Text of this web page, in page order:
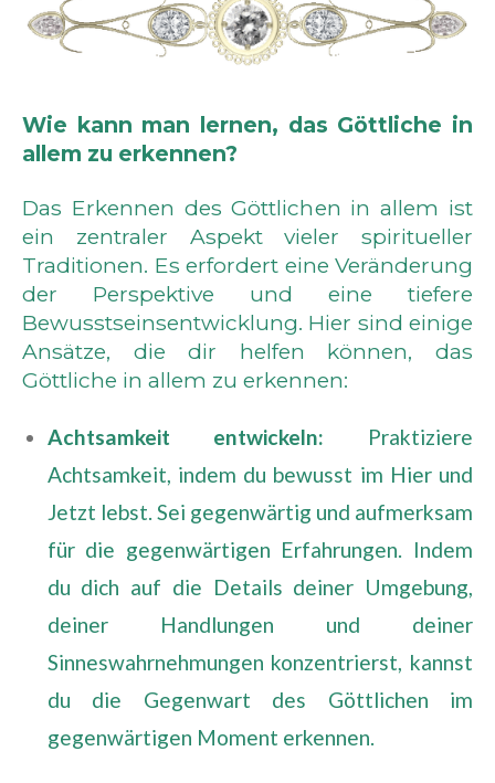
Wie kann man lernen, das Göttliche in
allem zu erkennen?
Das Erkennen des Göttlichen in allem ist
ein zentraler Aspekt vieler spiritueller
Traditionen. Es erfordert eine Veränderung
der Perspektive und eine tiefere
Bewusstseinsentwicklung. Hier sind einige
Ansätze, die dir helfen können, das
Göttliche in allem zu erkennen:
Achtsamkeit entwickeln: Praktiziere
Achtsamkeit, indem du bewusst im Hier und
Jetzt lebst. Sei gegenwärtig und aufmerksam
für die gegenwärtigen Erfahrungen. Indem
du dich auf die Details deiner Umgebung,
deiner Handlungen und deiner
Sinneswahrnehmungen konzentrierst, kannst
du die Gegenwart des Göttlichen im
gegenwärtigen Moment erkennen.